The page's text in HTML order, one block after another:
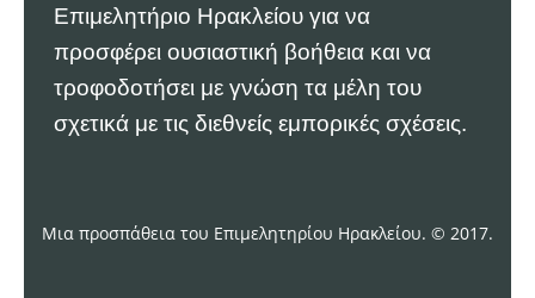
Επιμελητήριο Ηρακλείου για να
προσφέρει ουσιαστική βοήθεια και να
τροφοδοτήσει με γνώση τα μέλη του
σχετικά με τις διεθνείς εμπορικές σχέσεις.
Μια προσπάθεια του Επιμελητηρίου Ηρακλείου. © 2017.